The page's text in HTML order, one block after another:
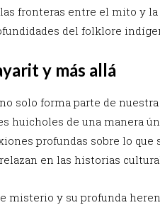
fronteras entre el mito y
del folklore
y más allá
solo forma parte de
huicholes de una manera
profundas sobre lo
en las historias
misterio y su profunda